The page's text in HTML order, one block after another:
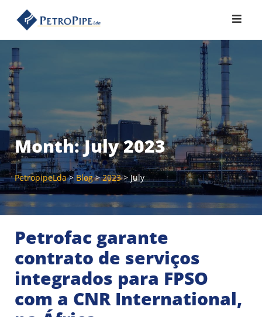
content
Month:July 2023
PetropipeLda>Blog>2023> July
Petrofac garante
contrato de serviços
integrados para FPSO
com a CNR International,